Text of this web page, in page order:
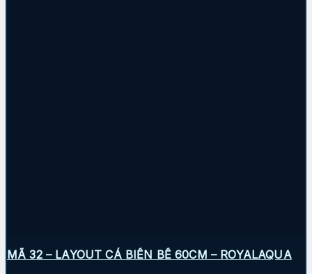
MÃ 32 – LAYOUT CÁ BIỂN BỂ 60CM – ROYALAQUA